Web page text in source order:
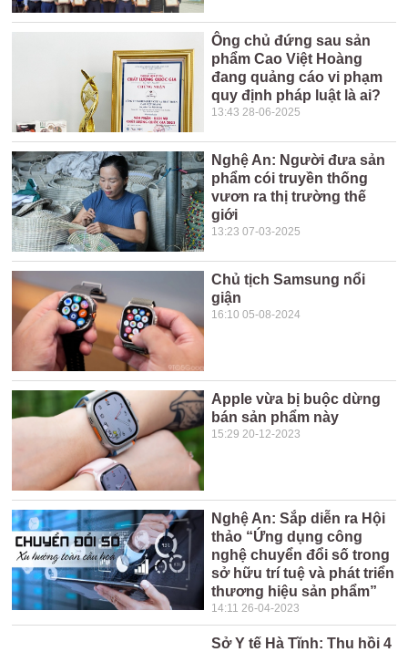
Ông chủ đứng sau sản
phẩm Cao Việt Hoàng
đang quảng cáo vi phạm
quy định pháp luật là ai?
13:43 28-06-2025
Nghệ An: Người đưa sản
phẩm cói truyền thống
vươn ra thị trường thế
giới
13:23 07-03-2025
Chủ tịch Samsung nổi
giận
16:10 05-08-2024
Apple vừa bị buộc dừng
bán sản phẩm này
15:29 20-12-2023
Nghệ An: Sắp diễn ra Hội
thảo “Ứng dụng công
nghệ chuyển đổi số trong
sở hữu trí tuệ và phát triển
thương hiệu sản phẩm”
14:11 26-04-2023
Sở Y tế Hà Tĩnh: Thu hồi 4